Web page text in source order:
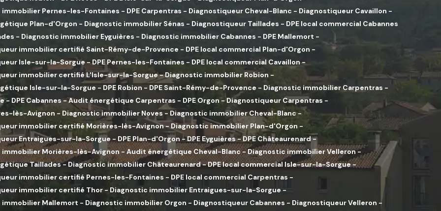
immobilier Pernes-les-Fontaines - DPE Carpentras - Diagnostiqueur Cheval-Blanc - Diagnostiqueur Cavaillon -
Plan-d'Orgon - Diagnostic immobilier Sénas - Diagnostiqueur Taillades - DPE local commercial Cabannes
- Diagnostic immobilier Eyguières - Diagnostic immobilier Cabannes - DPE Mallemort -
immobilier certifié Saint-Rémy-de-Provence - DPE local commercial Plan-d'Orgon -
Isle-sur-la-Sorgue-DPE Pernes-les-Fontaines - DPE local commercial Cavaillon-
immobilier certifié L'Isle-sur-la-Sorgue-Diagnostic immobilier Robion -
Isle-sur-la-Sorgue - DPE Robion - DPE Saint-Rémy-de-Provence - Diagnostic immobilier Carpentras -
- DPE Cabannes -Audit énergétique Carpentras - DPE Orgon -Diagnostiqueur Carpentras -
lès-Avignon - Diagnostic immobilier Noves - Diagnostic immobilier Cheval-Blanc-
immobilier certifié Morières-lès-Avignon- Diagnostic immobilier Plan-d'Orgon -
Entraigues-sur-la-Sorgue - DPE Plan-d'Orgon -DPE Eyguières- DPE Châteaurenard-
immobilier Morières-lès-Avignon- Audit énergétique Cheval-Blanc-Diagnostic immobilier Velleron-
Taillades- Diagnostic immobilier Châteaurenard-DPE local commercial Isle-sur-la-Sorgue -
immobilier certifié Pernes-les-Fontaines - DPE local commercial Carpentras -
immobilier certifié Thor - Diagnostic immobilier Entraigues-sur-la-Sorgue -
immobilier Mallemort - Diagnostic immobilier Orgon - Diagnostiqueur Cabannes - Diagnostiqueur Velleron -